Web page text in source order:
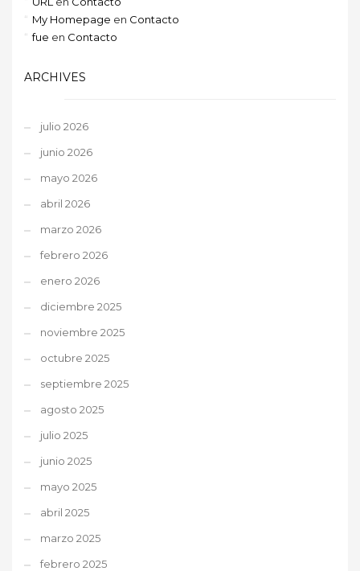
My Homepage en Contacto
fue en Contacto
ARCHIVES
julio 2026
junio 2026
mayo 2026
abril 2026
marzo 2026
febrero 2026
enero 2026
diciembre 2025
noviembre 2025
octubre 2025
septiembre 2025
agosto 2025
julio 2025
junio 2025
mayo 2025
abril 2025
marzo 2025
febrero 2025